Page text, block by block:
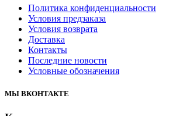
Политика конфиденциальности
Условия предзаказа
Условия возврата
Доставка
Контакты
Последние новости
Условные обозначения
МЫ ВКОНТАКТЕ